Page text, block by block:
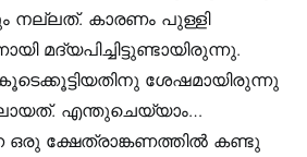
നല്ലത്. കാരണം പുള്ളി
മദ്യപിച്ചിട്ടുണ്ടായിരുന്നു.
ശേഷമായിരുന്നു
എന്തുചെയ്യാം…
ക്ഷേത്രാങ്കണത്തിൽ കണ്ടു